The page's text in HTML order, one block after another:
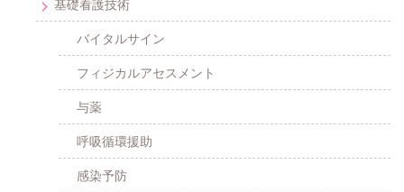
基礎看護技術
バイタルサイン
フィジカルアセスメント
与薬
呼吸循環援助
感染予防